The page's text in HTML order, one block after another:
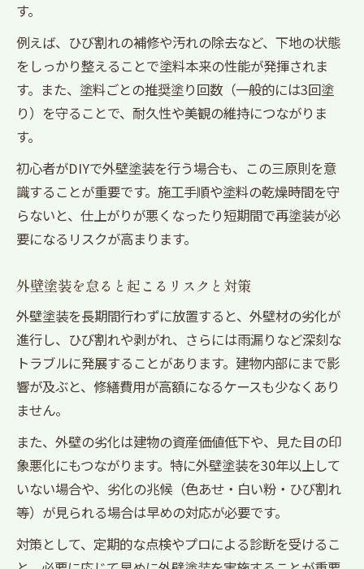
す。
例えば、ひび割れの補修や汚れの除去など、下地の状態
をしっかり整えることで塗料本来の性能が発揮されま
す。また、塗料ごとの推奨塗り回数（一般的には3回塗
り）を守ることで、耐久性や美観の維持につながりま
す。
初心者がDIYで外壁塗装を行う場合も、この三原則を意
識することが重要です。施工手順や塗料の乾燥時間を守
らないと、仕上がりが悪くなったり短期間で再塗装が必
要になるリスクが高まります。
外壁塗装を怠ると起こるリスクと対策
外壁塗装を長期間行わずに放置すると、外壁材の劣化が
進行し、ひび割れや剥がれ、さらには雨漏りなど深刻な
トラブルに発展することがあります。建物内部にまで影
響が及ぶと、修繕費用が高額になるケースも少なくあり
ません。
また、外壁の劣化は建物の資産価値低下や、見た目の印
象悪化にもつながります。特に外壁塗装を30年以上して
いない場合や、劣化の兆候（色あせ・白い粉・ひび割れ
等）が見られる場合は早めの対応が必要です。
対策として、定期的な点検やプロによる診断を受けるこ